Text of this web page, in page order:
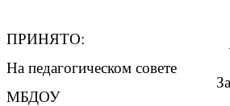
На
МБДОУ